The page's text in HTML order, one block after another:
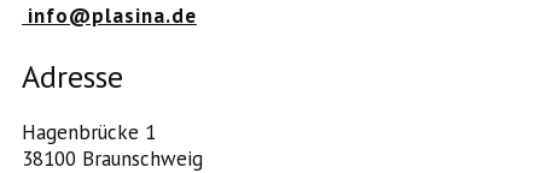
info@plasina.de
Adresse
Hagenbrücke 1
38100 Braunschweig